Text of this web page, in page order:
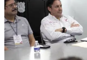
A
p
p
o
o
k
n
g